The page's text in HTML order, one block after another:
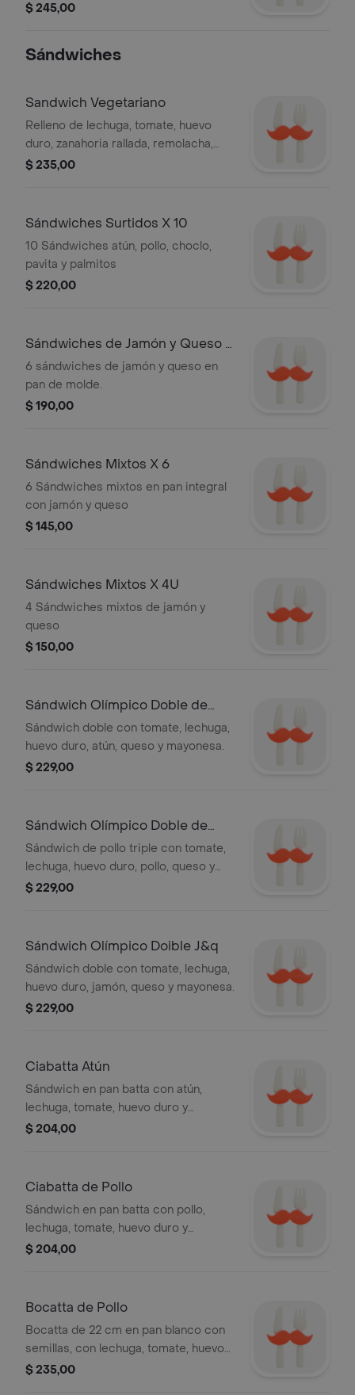
$ 245,00
Sándwiches
Sandwich Vegetariano
Relleno de lechuga, tomate, huevo
duro, zanahoria rallada, remolacha,
palmitos y choclo.
$ 235,00
Sándwiches Surtidos X 10
10 Sándwiches atún, pollo, choclo,
pavita y palmitos
$ 220,00
Sándwiches de Jamón y Queso X
6
6 sándwiches de jamón y queso en
pan de molde.
$ 190,00
Sándwiches Mixtos X 6
6 Sándwiches mixtos en pan integral
con jamón y queso
$ 145,00
Sándwiches Mixtos X 4U
4 Sándwiches mixtos de jamón y
queso
$ 150,00
Sándwich Olímpico Doble de
Atún
Sándwich doble con tomate, lechuga,
huevo duro, atún, queso y mayonesa.
$ 229,00
Sándwich Olímpico Doble de
Pollo
Sándwich de pollo triple con tomate,
lechuga, huevo duro, pollo, queso y
mayonesa
$ 229,00
Sándwich Olímpico Doible J&q
Sándwich doble con tomate, lechuga,
huevo duro, jamón, queso y mayonesa.
$ 229,00
Ciabatta Atún
Sándwich en pan batta con atún,
lechuga, tomate, huevo duro y
mayonesa
$ 204,00
Ciabatta de Pollo
Sándwich en pan batta con pollo,
lechuga, tomate, huevo duro y
mayonesa
$ 204,00
Bocatta de Pollo
Bocatta de 22 cm en pan blanco con
semillas, con lechuga, tomate, huevo
duro, mayonesa, pollo y queso
$ 235,00